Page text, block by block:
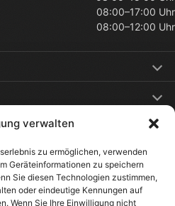
verwalten
zu ermöglichen, verwenden
Geräteinformationen zu speichern
Sie diesen Technologien zustimmen,
oder eindeutige Kennungen auf
Wenn Sie Ihre Einwilligung nicht
08:00–17:00 Uhr
08:00–12:00 Uhr